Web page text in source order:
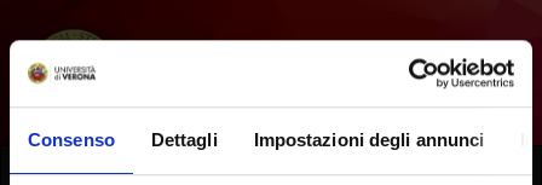
Consenso Dettagli Impostazioni degli annunci
Toggle